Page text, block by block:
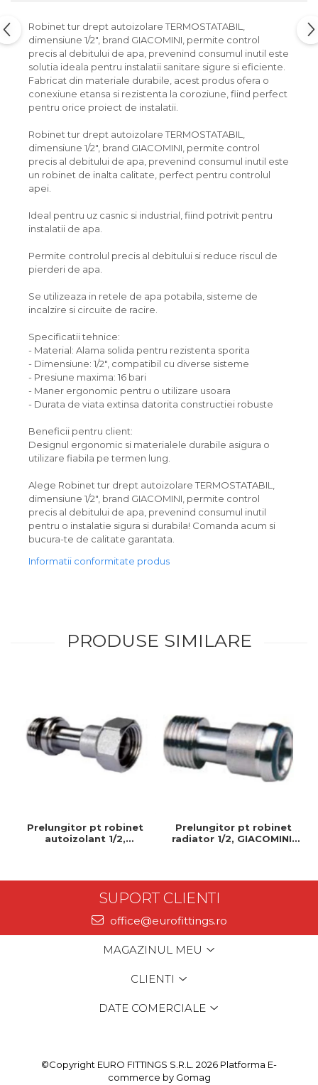
Robinet tur drept autoizolare TERMOSTATABIL,
dimensiune 1/2", brand GIACOMINI, permite control
precis al debitului de apa, prevenind consumul inutil este
solutia ideala pentru instalatii sanitare sigure si eficiente.
Fabricat din materiale durabile, acest produs ofera o
conexiune etansa si rezistenta la coroziune, fiind perfect
pentru orice proiect de instalatii.
Robinet tur drept autoizolare TERMOSTATABIL,
dimensiune 1/2", brand GIACOMINI, permite control
precis al debitului de apa, prevenind consumul inutil este
un robinet de inalta calitate, perfect pentru controlul
apei.
Ideal pentru uz casnic si industrial, fiind potrivit pentru
instalatii de apa.
Permite controlul precis al debitului si reduce riscul de
pierderi de apa.
Se utilizeaza in retele de apa potabila, sisteme de
incalzire si circuite de racire.
Specificatii tehnice:
- Material: Alama solida pentru rezistenta sporita
- Dimensiune: 1/2", compatibil cu diverse sisteme
- Presiune maxima: 16 bari
- Maner ergonomic pentru o utilizare usoara
- Durata de viata extinsa datorita constructiei robuste
Beneficii pentru client:
Designul ergonomic si materialele durabile asigura o
utilizare fiabila pe termen lung.
Alege Robinet tur drept autoizolare TERMOSTATABIL,
dimensiune 1/2", brand GIACOMINI, permite control
precis al debitului de apa, prevenind consumul inutil
pentru o instalatie sigura si durabila! Comanda acum si
bucura-te de calitate garantata.
Informatii conformitate produs
PRODUSE SIMILARE
Prelungitor pt robinet
autoizolant 1/2,
Prelungitor pt robinet
radiator 1/2, GIACOMINI,
SUPORT CLIENTI
office@eurofittings.ro
MAGAZINUL MEU
CLIENTI
DATE COMERCIALE
©Copyright EURO FITTINGS S.R.L. 2026 Platforma E-
commerce by Gomag